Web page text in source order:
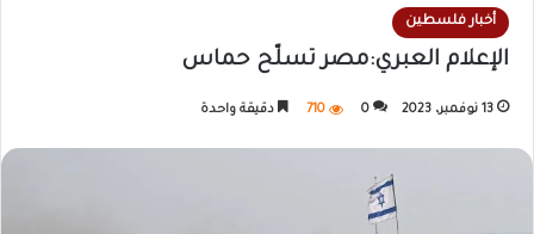
أخبار فلسطين
الإعلام العبري:مصر تسلّح حماس
13 نوفمبر، 2023 0
710 دقيقة واحدة